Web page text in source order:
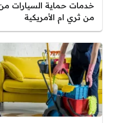
خدمات حماية السيارات
من ثري ام الأمريكية